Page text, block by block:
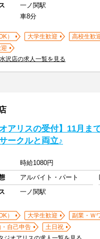
一ノ関駅
車8分
） 大学生歓迎 高校生歓
沢店の求人一覧を見る
オアリスの受付】11月
ークルと両立♪
時給1080円
アルバイト・パート
一ノ関駅
） 大学生歓迎
副業・Ｗ
自己申告
土日祝